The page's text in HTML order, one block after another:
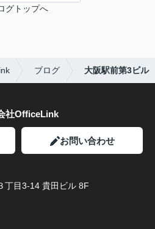
グトップへ
ブログ 大阪駅前第3ビル
社OfficeLink
お問い合わせ
丁目3-14 貴田ビル 8F